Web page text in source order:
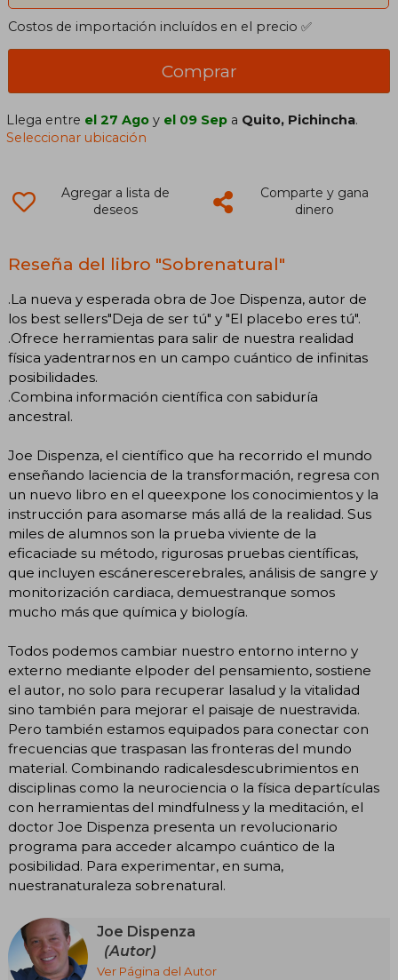
Costos de importación incluídos en el precio ✅
Comprar
Llega entre el 27 Ago y el 09 Sep a Quito, Pichincha.
Seleccionar ubicación
Agregar a lista de
deseos
Comparte y gana
dinero
Reseña del libro "Sobrenatural"
.La nueva y esperada obra de Joe Dispenza, autor de
los best sellers"Deja de ser tú" y "El placebo eres tú".
.Ofrece herramientas para salir de nuestra realidad
física yadentrarnos en un campo cuántico de infinitas
posibilidades.
.Combina información científica con sabiduría
ancestral.
Joe Dispenza, el científico que ha recorrido el mundo
enseñando laciencia de la transformación, regresa con
un nuevo libro en el queexpone los conocimientos y la
instrucción para asomarse más allá de la realidad. Sus
miles de alumnos son la prueba viviente de la
eficaciade su método, rigurosas pruebas científicas,
que incluyen escánerescerebrales, análisis de sangre y
monitorización cardiaca, demuestranque somos
mucho más que química y biología.
Todos podemos cambiar nuestro entorno interno y
externo mediante elpoder del pensamiento, sostiene
el autor, no solo para recuperar lasalud y la vitalidad
sino también para mejorar el paisaje de nuestravida.
Pero también estamos equipados para conectar con
frecuencias que traspasan las fronteras del mundo
material. Combinando radicalesdescubrimientos en
disciplinas como la neurociencia o la física departículas
con herramientas del mindfulness y la meditación, el
doctor Joe Dispenza presenta un revolucionario
programa para acceder alcampo cuántico de la
posibilidad. Para experimentar, en suma,
nuestranaturaleza sobrenatural.
Joe Dispenza
(Autor)
Ver Página del Autor